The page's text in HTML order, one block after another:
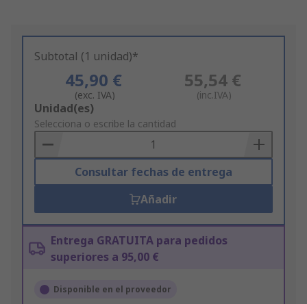
Subtotal (1 unidad)*
45,90 €
(exc. IVA)
55,54 €
(inc.IVA)
Add
to
Basket
Unidad(es)
Selecciona o escribe la cantidad
Consultar fechas de entrega
Añadir
Entrega GRATUITA para pedidos
superiores a 95,00 €
Disponible en el proveedor